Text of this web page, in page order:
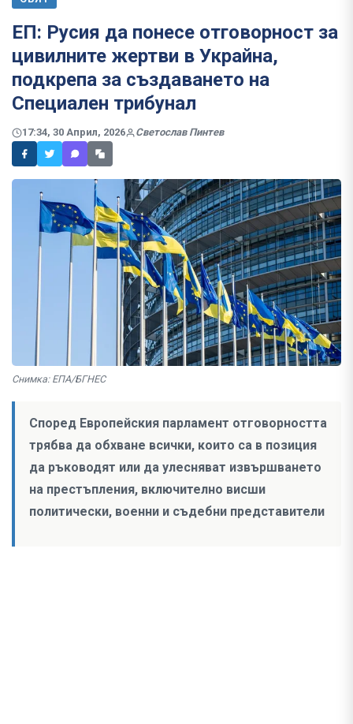
ЕП: Русия да понесе отговорност за
цивилните жертви в Украйна,
подкрепа за създаването на
Специален трибунал
17:34, 30 Април, 2026 Светослав Пинтев
Снимка: ЕПА/БГНЕС
Според Европейския парламент отговорността
трябва да обхване всички, които са в позиция
да ръководят или да улесняват извършването
на престъпления, включително висши
политически, военни и съдебни представители